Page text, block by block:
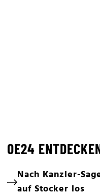
OE24
Nach Kanzler-
auf Stocker los